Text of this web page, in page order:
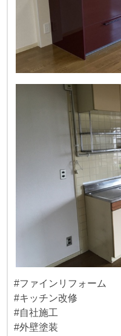
#ファインリフォーム
#キッチン改修
#自社施工
#外壁塗装